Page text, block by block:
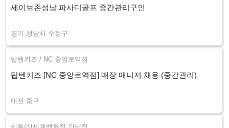
세이브존성남 파사디골프 중간관리구인
경기 성남시 수정구
탑텐키즈 / NC 중앙로역점
탑텐키즈 [NC 중앙로역점] 매장 매니저 채용 (중간관리)
대전 중구